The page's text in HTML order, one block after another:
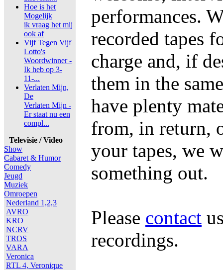
Hoe is het
Mogelijk
ik vraag het mij
ook af
Vijf Tegen Vijf
Lotto's
Woordwinner -
Ik heb op 3-
11-...
Verlaten Mijn,
De
Verlaten Mijn -
Er staat nu een
compl...
Televisie / Video
Show
Cabaret & Humor
Comedy
Jeugd
Muziek
Omroepen
Nederland 1,2,3
AVRO
KRO
NCRV
TROS
VARA
Veronica
RTL 4, Veronique
performances.
recorded tapes
charge and, if
them in the
have plenty
from, in return,
your tapes, we
something out.
Please contact
recordings.